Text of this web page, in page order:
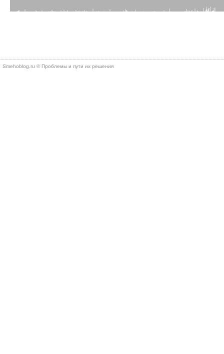
Smehoblog.ru © Проблемы и пути их решения